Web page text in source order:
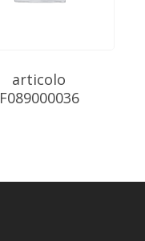
articolo
F089000036